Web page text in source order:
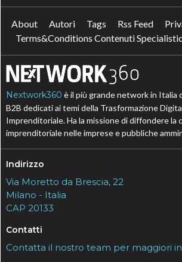
About Autori Tags Rss Feed
Terms&Conditions Contenuti
Nextwork360 è il più grande network in Italia
B2B dedicati ai temi della Trasformazione
Imprenditoriale. Ha la missione di diffondere la
imprenditoriale nelle imprese e pubbliche
Indirizzo
Via Moretto da Brescia, 22
Milano - Italia
CAP 20133
Contatti
Contatta il nostro team per maggiori